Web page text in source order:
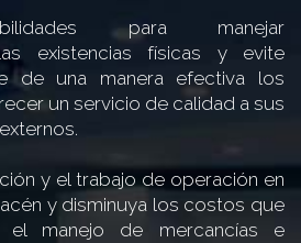
para manejar
existencias físicas y evite
de una manera efectiva los
un servicio de calidad a sus
y el trabajo de operación en
y disminuya los costos que
manejo de mercancías e